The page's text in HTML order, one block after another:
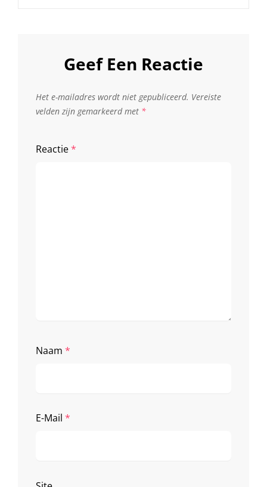
Geef Een Reactie
Het e-mailadres wordt niet gepubliceerd. Vereiste
velden zijn gemarkeerd met *
Reactie*
Naam *
E-Mail *